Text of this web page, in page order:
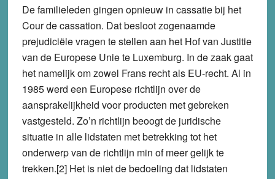
De familieleden gingen opnieuw in cassatie bij het
Cour de cassation. Dat besloot zogenaamde
prejudiciële vragen te stellen aan het Hof van Justitie
van de Europese Unie te Luxemburg. In de zaak gaat
het namelijk om zowel Frans recht als EU-recht. Al in
1985 werd een Europese richtlijn over de
aansprakelijkheid voor producten met gebreken
vastgesteld. Zo’n richtlijn beoogt de juridische
situatie in alle lidstaten met betrekking tot het
onderwerp van de richtlijn min of meer gelijk te
trekken.[2] Het is niet de bedoeling dat lidstaten